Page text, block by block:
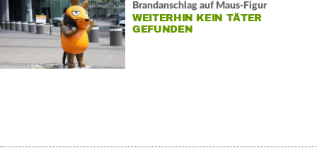
Brandanschlag auf Maus-Figur
WEITERHIN KEIN TÄTER
GEFUNDEN